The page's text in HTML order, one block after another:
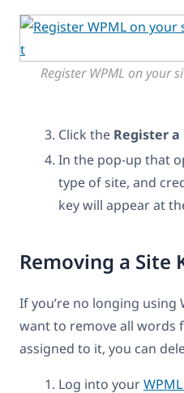
Register WPML on your
Click the Register a
In the pop-up that
type of site, and
key will appear at
Removing a Site
If you’re no longing using
want to remove all words
assigned to it, you can
Log into your